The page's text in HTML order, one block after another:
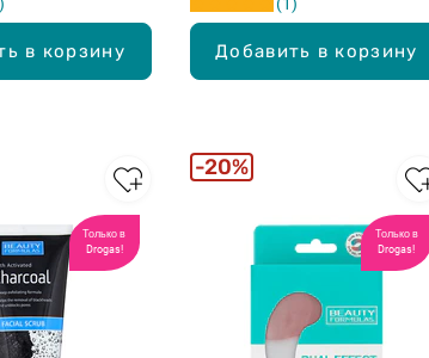
в корзину Добавить в корзину
Только в
Drogas!
Только в
Drogas!
20%